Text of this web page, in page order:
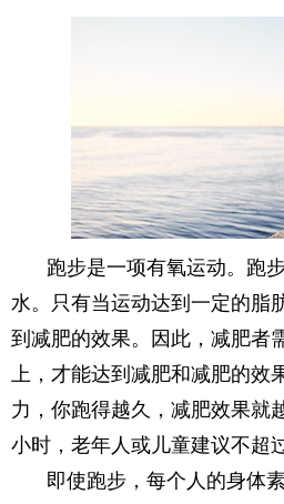
跑步是一项有氧运动。跑
水。只有当运动达到一定的脂
到减肥的效果。因此，减肥者
上，才能达到减肥和减肥的效
力，你跑得越久，减肥效果就
小时，老年人或儿童建议不超
即使跑步，每个人的身体